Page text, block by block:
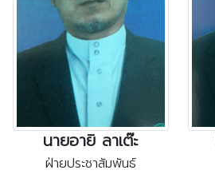
นายอายิ ลาเต๊ะ
ฝ่ายประชาสัมพันธ์